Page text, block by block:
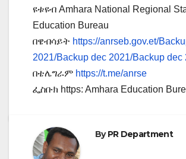
ዩቱዩብ Amhara National Regional
Education Bureau
በዌብሳይት https://anrseb.gov.et/
2021/Backup dec 2021/Backup dec
በቴሌግራም https://t.me/anrse
ፌስቡክ https: Amhara Education
ByPR Department